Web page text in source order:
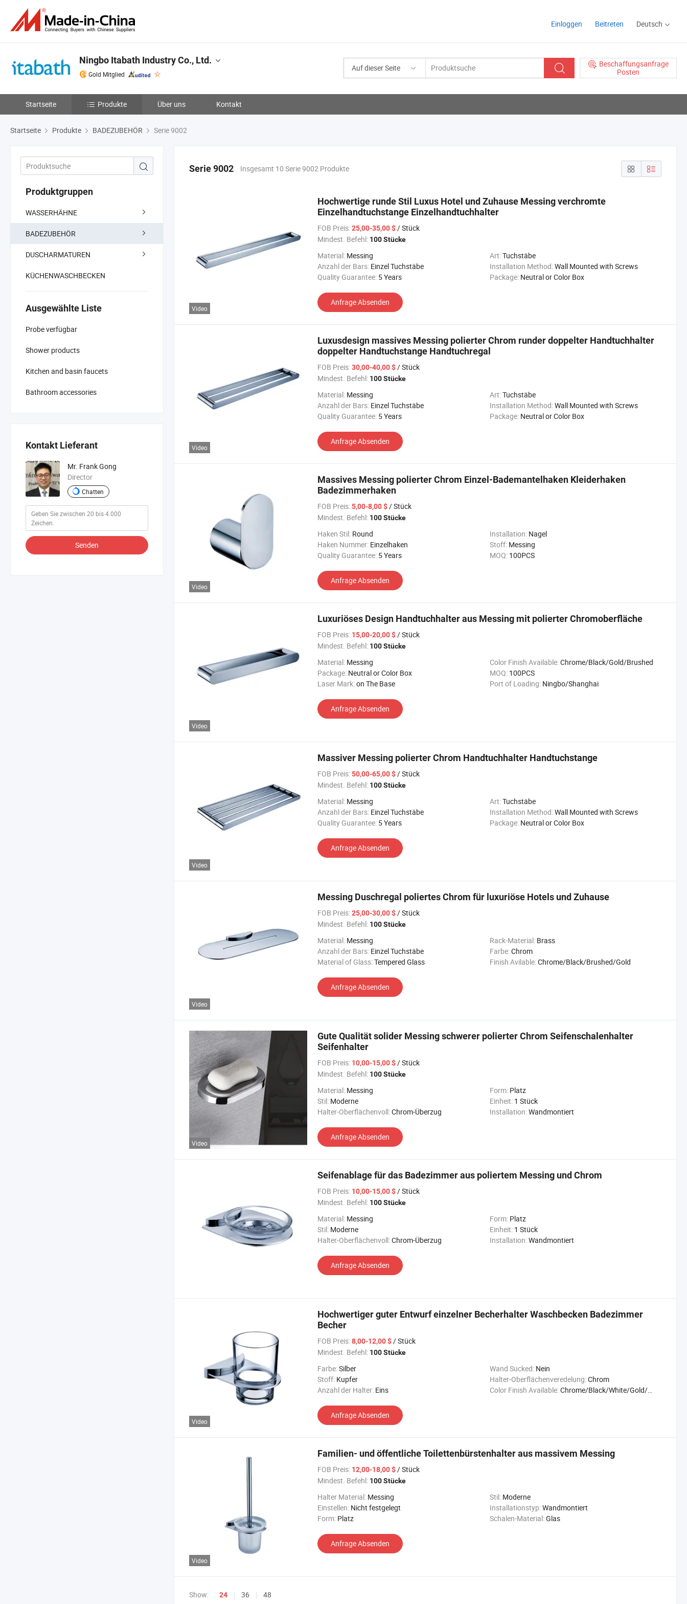
Einloggen Beitreten Deutsch
Auf dieser Seite
Beschaffungsanfrage
Posten
Ningbo Itabath Industry Co., Ltd.
Gold Mitglied
Startseite Produkte Über uns Kontakt
Startseite Produkte BADEZUBEHÖR Serie 9002
Produktgruppen
WASSERHÄHNE
BADEZUBEHÖR
DUSCHARMATUREN
KÜCHENWASCHBECKEN
Ausgewählte Liste
Probe verfügbar
Shower products
Kitchen and basin faucets
Bathroom accessories
Kontakt Lieferant
Mr. Frank Gong
Director
Chatten
Senden
Serie 9002 Insgesamt 10 Serie 9002 Produkte
Video
Hochwertige runde Stil Luxus Hotel und Zuhause Messing verchromte
Einzelhandtuchstange Einzelhandtuchhalter
FOB Preis:25,00-35,00 $/ Stück
Mindest. Befehl: 100 Stücke
Material: Messing Art:Tuchstäbe
Anzahl der Bars: Einzel Tuchstäbe Installation Method:Wall Mounted with Screws
Quality Guarantee: 5 Years Package: Neutral or Color Box
Anfrage Absenden
Video
Luxusdesign massives Messing polierter Chrom runder doppelter Handtuchhalter
doppelter Handtuchstange Handtuchregal
FOB Preis:30,00-40,00 $/ Stück
Mindest. Befehl: 100 Stücke
Material: Messing Art:Tuchstäbe
Anzahl der Bars: Einzel Tuchstäbe Installation Method:Wall Mounted with Screws
Quality Guarantee: 5 Years Package: Neutral or Color Box
Anfrage Absenden
Video
Massives Messing polierter Chrom Einzel-Bademantelhaken Kleiderhaken
Badezimmerhaken
FOB Preis:5,00-8,00 $/ Stück
Mindest. Befehl: 100 Stücke
Haken Stil: Round Installation: Nagel
Haken Nummer: Einzelhaken Stoff: Messing
Quality Guarantee: 5 Years MOQ: 100PCS
Anfrage Absenden
Video
Luxuriöses Design Handtuchhalter aus Messing mit polierter Chromoberfläche
FOB Preis: 15,00-20,00 $/ Stück
Mindest. Befehl: 100 Stücke
Material: Messing Color Finish Available:Chrome/Black/Gold/Brushed
Package: Neutral or Color Box MOQ: 100PCS
Laser Mark:on The Base Port of Loading: Ningbo/Shanghai
Anfrage Absenden
Video
Massiver Messing polierter Chrom Handtuchhalter Handtuchstange
FOB Preis:50,00-65,00 $/ Stück
Mindest. Befehl: 100 Stücke
Material: Messing Art:Tuchstäbe
Anzahl der Bars: Einzel Tuchstäbe Installation Method:Wall Mounted with Screws
Quality Guarantee: 5 Years Package: Neutral or Color Box
Anfrage Absenden
Video
Messing Duschregal poliertes Chrom für luxuriöse Hotels und Zuhause
FOB Preis:25,00-30,00 $/ Stück
Mindest. Befehl: 100 Stücke
Material: Messing Rack-Material: Brass
Anzahl der Bars: Einzel Tuchstäbe Farbe:Chrom
Material of Glass:Tempered Glass Finish Avilable:Chrome/Black/Brushed/Gold
Anfrage Absenden
Video
Gute Qualität solider Messing schwerer polierter Chrom Seifenschalenhalter
Seifenhalter
FOB Preis: 10,00-15,00 $/ Stück
Mindest. Befehl: 100 Stücke
Material: Messing Form: Platz
Stil: Moderne Einheit: 1 Stück
Halter-Oberflächenvoll:Chrom-Überzug Installation:Wandmontiert
Anfrage Absenden
Seifenablage für das Badezimmer aus poliertem Messing und Chrom
FOB Preis: 10,00-15,00 $/ Stück
Mindest. Befehl: 100 Stücke
Material: Messing Form: Platz
Stil: Moderne Einheit: 1 Stück
Halter-Oberflächenvoll:Chrom-Überzug Installation:Wandmontiert
Anfrage Absenden
Video
Hochwertiger guter Entwurf einzelner Becherhalter Waschbecken Badezimmer
Becher
FOB Preis:8,00-12,00 $/ Stück
Mindest. Befehl: 100 Stücke
Farbe:Silber Wand Sucked: Nein
Stoff: Kupfer Halter-Oberflächenveredelung:Chrom
Anzahl der Halter: Eins Color Finish Available:Chrome/Black/White/Gold/Brushed
Anfrage Absenden
Video
Familien- und öffentliche Toilettenbürstenhalter aus massivem Messing
FOB Preis: 12,00-18,00 $/ Stück
Mindest. Befehl: 100 Stücke
Halter Material: Messing Stil: Moderne
Einstellen: Nicht festgelegt Installationstyp:Wandmontiert
Form: Platz Schalen-Material:Glas
Anfrage Absenden
Show: 24 36 48